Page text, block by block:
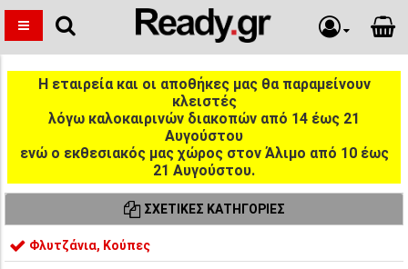
Η εταιρεία και οι αποθήκες μας θα παραμείνουν
κλειστές
λόγω καλοκαιρινών διακοπών από 14 έως 21
Αυγούστου
ενώ ο εκθεσιακός μας χώρος στον Άλιμο από 10 έως
21 Αυγούστου.
ΣΧΕΤΙΚΈΣ ΚΑΤΗΓΟΡΊΕΣ
Φλυτζάνια, Κούπες